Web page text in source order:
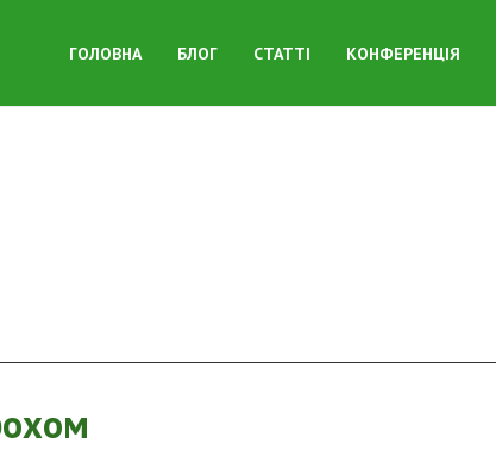
ГОЛОВНА БЛОГ СТАТТІ КОНФЕРЕНЦІЯ